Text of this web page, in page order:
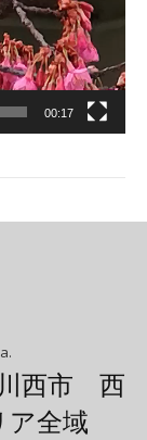
00:17
西市 西
全域